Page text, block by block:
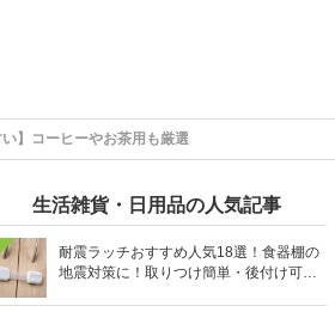
】コーヒーやお茶用も厳選
生活雑貨・日用品の人気記事
耐震ラッチおすすめ人気18選！食器棚の
地震対策に！取りつけ簡単・後付け可能